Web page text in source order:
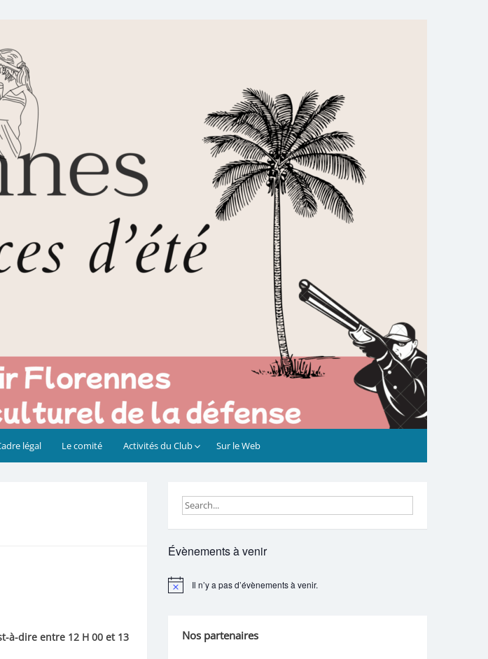
légal Le comité Activités du Club Sur le Web
à-dire entre 12 H 00 et 13
Évènements à venir
Notice Il n’y a pas d’évènements à venir.
Nos partenaires